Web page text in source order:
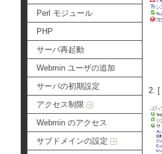
Perl モジュール
PHP
サーバ再起動
Webmin ユーザの追加
サーバの初期設定
アクセス制限
Webmin のアクセス
サブドメインの設定
2. [